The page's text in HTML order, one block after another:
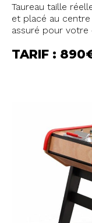
Taureau taille
et placé au centre
assuré pour votre
TARIF :